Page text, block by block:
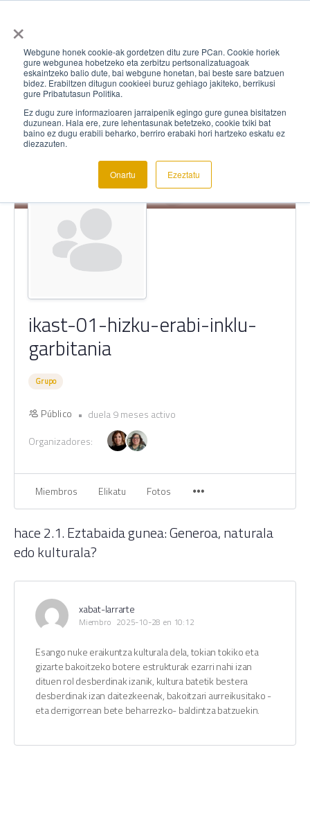
×
Webgune honek cookie-ak gordetzen ditu zure PCan. Cookie horiek
gure webgunea hobetzeko eta zerbitzu pertsonalizatuagoak
eskaintzeko balio dute, bai webgune honetan, bai beste sare batzuen
bidez. Erabiltzen ditugun cookieei buruz gehiago jakiteko, berrikusi
gure Pribatutasun Politika.
Ez dugu zure informazioaren jarraipenik egingo gure gunea bisitatzen
duzunean. Hala ere, zure lehentasunak betetzeko, cookie txiki bat
baino ez dugu erabili beharko, berriro erabaki hori hartzeko eskatu ez
diezazuten.
Onartu Ezeztatu
ikast-01-hizku-erabi-inklu-
garbitania
Grupo
Público
duela 9 meses activo
Organizadores:
Miembros Elikatu Fotos
hace 2.1. Eztabaida gunea: Generoa, naturala
edo kulturala?
xabat-larrarte
Miembro 2025-10-28 en 10:12
Esango nuke eraikuntza kulturala dela, tokian tokiko eta
gizarte bakoitzeko botere estrukturak ezarri nahi izan
dituen rol desberdinak izanik, kultura batetik bestera
desberdinak izan daitezkeenak, bakoitzari aurreikusitako -
eta derrigorrean bete beharrezko- baldintza batzuekin.